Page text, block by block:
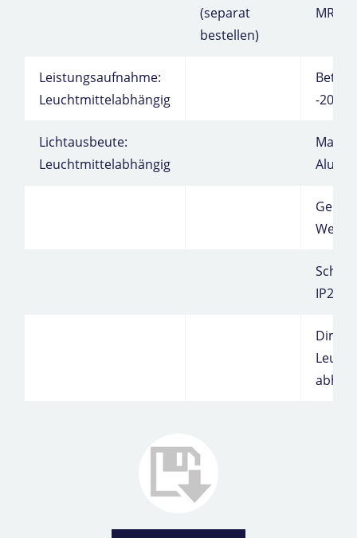
(separat
bestellen)
MR16
Leistungsaufnahme:
Leuchtmittelabhängig
-20°C
Lichtausbeute:
Leuchtmittelabhängig
Weiß
IP20/